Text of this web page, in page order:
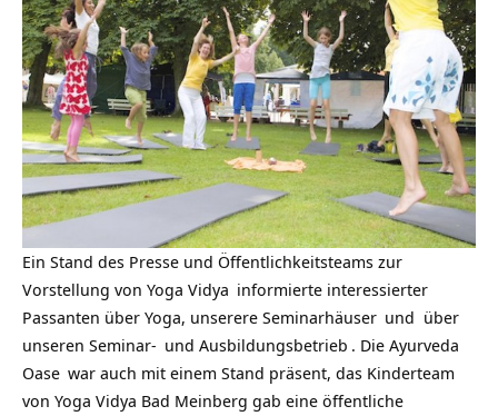
Ein Stand des Presse und Öffentlichkeitsteams zur
Vorstellung von Yoga Vidya informierte interessierter
Passanten über Yoga, unserere Seminarhäuser und über
unseren Seminar- und Ausbildungsbetrieb . Die Ayurveda
Oase war auch mit einem Stand präsent, das Kinderteam
von Yoga Vidya Bad Meinberg gab eine öffentliche